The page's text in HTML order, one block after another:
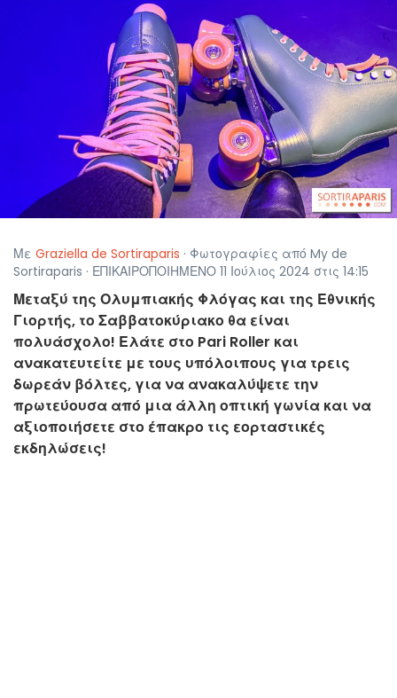
Με Graziella de Sortiraparis · Φωτογραφίες από My de
Sortiraparis · ΕΠΙΚΑΙΡΟΠΟΙΗΜΕΝΟ 11 Ιούλιος 2024 στις 14:15
Μεταξύ της Ολυμπιακής Φλόγας και της Εθνικής
Γιορτής, το Σαββατοκύριακο θα είναι
πολυάσχολο! Ελάτε στο Pari Roller και
ανακατευτείτε με τους υπόλοιπους για τρεις
δωρεάν βόλτες, για να ανακαλύψετε την
πρωτεύουσα από μια άλλη οπτική γωνία και να
αξιοποιήσετε στο έπακρο τις εορταστικές
εκδηλώσεις!